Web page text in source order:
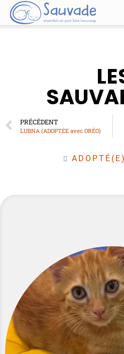
PRÉCÉDENT
LUBNA (ADOPTÉE avec ORÉO)
ADOPTÉ(E)